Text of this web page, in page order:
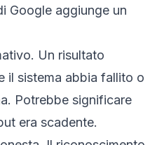
Google aggiunge un
Un risultato
il sistema abbia fallito o
Potrebbe significare
era scadente.